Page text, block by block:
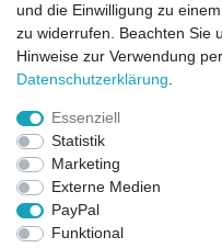
Direktkontakt per
und die Einwilligung zu
zu widerrufen. Beachten Sie
Hinweise zur Verwendung
Daten­schutz­erklärung
Essenziell
Statistik
Marketing
Externe Medien
PayPal
Funktional